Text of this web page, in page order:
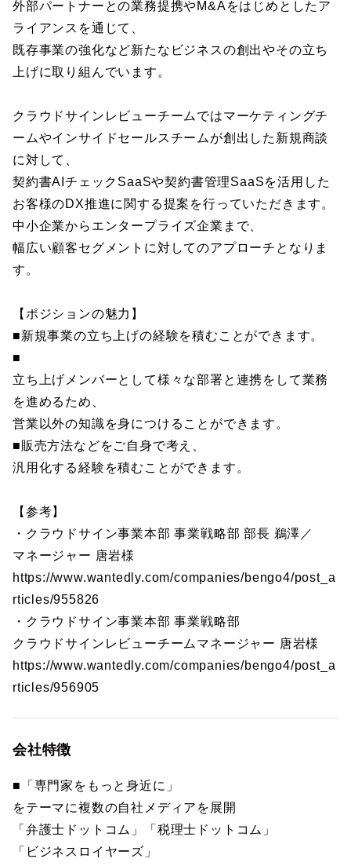
外部パートナーとの業務提携やM&Aをはじめとしたア
ライアンスを通じて、
既存事業の強化など新たなビジネスの創出やその立ち
上げに取り組んでいます。
クラウドサインレビューチームではマーケティングチ
ームやインサイドセールスチームが創出した新規商談
に対して、
契約書AIチェックSaaSや契約書管理SaaSを活用した
お客様のDX推進に関する提案を行っていただきます。
中小企業からエンタープライズ企業まで、
幅広い顧客セグメントに対してのアプローチとなりま
す。
【ポジションの魅力】
■新規事業の立ち上げの経験を積むことができます。
■
立ち上げメンバーとして様々な部署と連携をして業務
を進めるため、
営業以外の知識を身につけることができます。
■販売方法などをご自身で考え、
汎用化する経験を積むことができます。
【参考】
・クラウドサイン事業本部 事業戦略部 部長 鵜澤／
マネージャー 唐岩様
https://www.wantedly.com/companies/bengo4/post_a
rticles/955826
・クラウドサイン事業本部 事業戦略部
クラウドサインレビューチームマネージャー 唐岩様
https://www.wantedly.com/companies/bengo4/post_a
rticles/956905
会社特徴
■「専門家をもっと身近に」
をテーマに複数の自社メディアを展開
「弁護士ドットコム」「税理士ドットコム」
「ビジネスロイヤーズ」